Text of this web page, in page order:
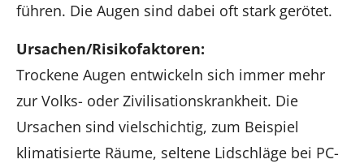
führen. Die Augen sind dabei oft stark gerötet.
Ursachen/Risikofaktoren:
Trockene Augen entwickeln sich immer mehr
zur Volks- oder Zivilisationskrankheit. Die
Ursachen sind vielschichtig, zum Beispiel
klimatisierte Räume, seltene Lidschläge bei PC-